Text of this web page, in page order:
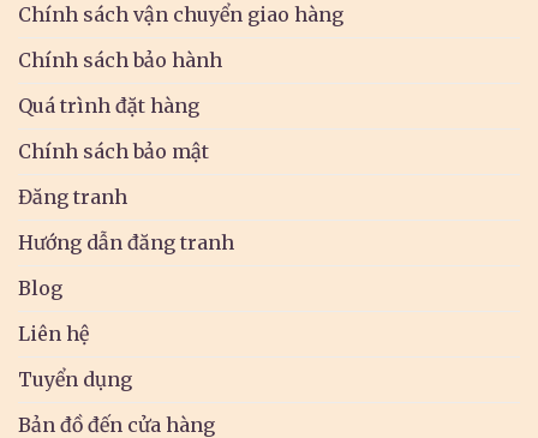
Chính sách vận chuyển giao hàng
Chính sách bảo hành
Quá trình đặt hàng
Chính sách bảo mật
Đăng tranh
Hướng dẫn đăng tranh
Blog
Liên hệ
Tuyển dụng
Bản đồ đến cửa hàng